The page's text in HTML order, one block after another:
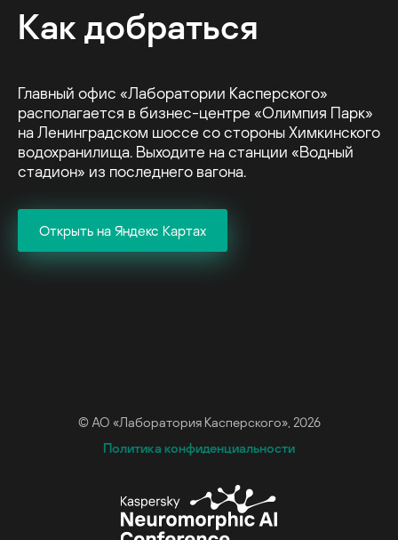
Как добраться
Главный офис «Лаборатории Касперского»
располагается в бизнес-центре «Олимпия Парк»
на Ленинградском шоссе со стороны Химкинского
водохранилища. Выходите на станции «Водный
стадион» из последнего вагона.
Открыть на Яндекс Картах
© АО «Лаборатория Касперского», 2026
Политика конфиденциальности